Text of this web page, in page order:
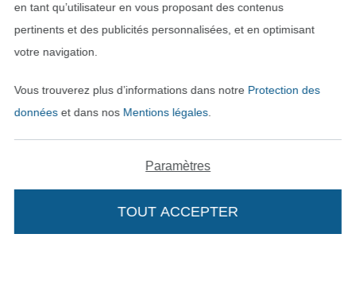
Rétractation de commande
Trouvez plus d’idées
en tant qu’utilisateur en vous proposant des contenus
pertinents et des publicités personnalisées, et en optimisant
votre navigation.
Vous trouverez plus d’informations dans notre Protection des
donnéeset dans nos Mentions légales.
Paramètres
TOUT ACCEPTER